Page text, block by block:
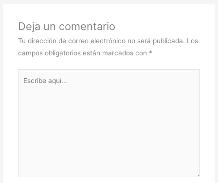
Deja un comentario
Tu dirección de correo electrónico no será publicada. Los
campos obligatorios están marcados con *